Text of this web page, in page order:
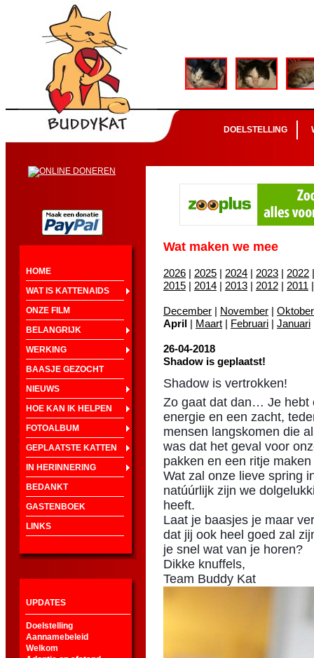
DOELSTELLING
HOME
WAT IS KATTENAIDS
ONZE FILM
BELANGRIJK
WERKING
BAASJE GEZOCHT
NIEUWS
HOE KAN IK HELPEN
FOTOALBUM
GEPLAATSTE KATTEN
IN HERINNERING
BEDANKT
GASTENBOEK
LINKS
UPDATES
Doelstelling
Aannamebeleid
Welkom
Wat maken we mee
2026 | 2025 | 2024 | 2023 | 2022
2015 | 2014 | 2013 | 2012 | 2011
December | November | Oktober
April | Maart | Februari | Januari
26-04-2018
Shadow is geplaatst!
Shadow is vertrokken!
Zo gaat dat dan… Je hebt
energie en een zacht,
mensen langskomen die
was dat het geval voor
pakken en een ritje
Wat zal onze lieve spring
natúúrlijk zijn we
heeft.
Laat je baasjes je maar
dat jij ook heel goed zal
je snel wat van je horen?
Dikke knuffels,
Team Buddy Kat